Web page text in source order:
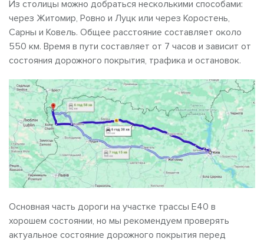
Из столицы можно добраться несколькими способами:
через Житомир, Ровно и Луцк или через Коростень,
Сарны и Ковель. Общее расстояние составляет около
550 км. Время в пути составляет от 7 часов и зависит от
состояния дорожного покрытия, трафика и остановок.
Основная часть дороги на участке трассы Е40 в
хорошем состоянии, но мы рекомендуем проверять
актуальное состояние дорожного покрытия перед